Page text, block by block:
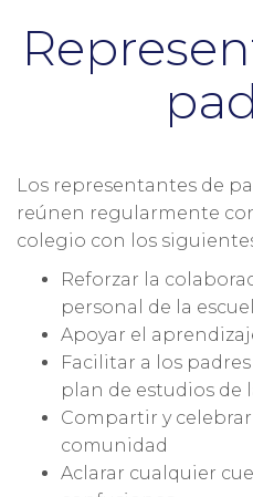
Los representantes de
reúnen regularmente
colegio con los
Reforzar la
personal de la
Apoyar el
Facilitar a los
plan de estudios de
Compartir y
comunidad
Aclarar cualquier